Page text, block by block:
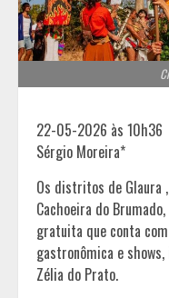
22-05-2026 às 10h36
Sérgio Moreira*
Os distritos de Glaura
Cachoeira do
gratuita que conta
gastronômica e
Zélia do Prato.